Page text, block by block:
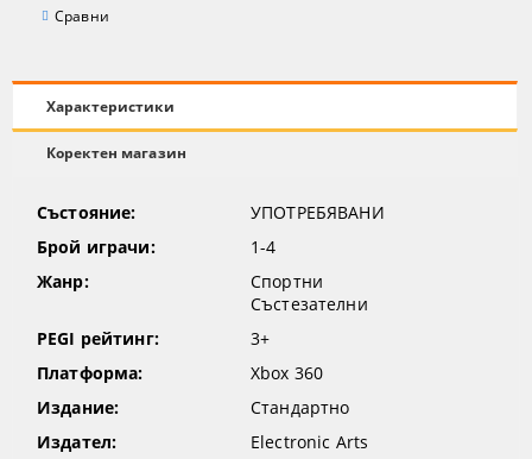
Сравни
Характеристики
Коректен магазин
Състояние:
УПОТРЕБЯВАНИ
Брой играчи:
1-4
Жанр:
Спортни
Състезателни
PEGI рейтинг:
3+
Платформа:
Xbox 360
Издание:
Стандартно
Издател:
Electronic Arts